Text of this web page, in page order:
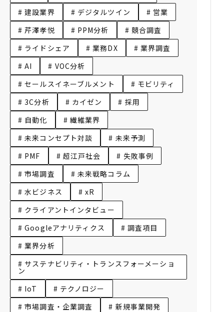
# 建設業界
# デジタルツイン
# 営業
# 芹澤孝悦
# PPM分析
# 競合調査
# ライドシェア
# 業務DX
# 業界調査
# AI
# VOC分析
# セールスイネーブルメント
# モビリティ
# 3C分析
# カイゼン
# 採用
# 自動化
# 繊維業界
# 未来コンセプト対談
# 未来予測
# PMF
# 超江戸社会
# 失敗事例
# 市場調査
# 未来戦略コラム
# 水ビジネス
# xR
# クライアントインタビュー
# Googleアナリティクス
# 調査項目
# 業界分析
# サステナビリティ・トランスフォーメーショ
ン
# IoT
# テクノロジー
# 市場調査・企業調査
# 新規事業開発